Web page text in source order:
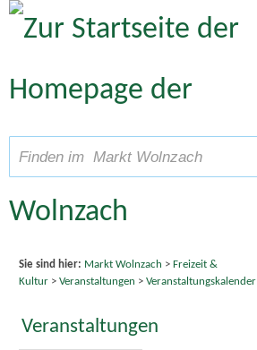
Zum Inhalt
Schriftgröße A A A
Sie sind hier: Markt Wolnzach > Freizeit &
Kultur> Veranstaltungen > Veranstaltungskalender
Veranstaltungen